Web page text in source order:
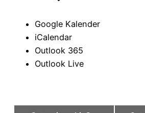
Google Kalender
iCalendar
Outlook 365
Outlook Live